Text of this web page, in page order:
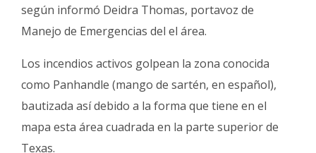
según informó Deidra Thomas, portavoz de
Manejo de Emergencias del el área.
Los incendios activos golpean la zona conocida
como Panhandle (mango de sartén, en español),
bautizada así debido a la forma que tiene en el
mapa esta área cuadrada en la parte superior de
Texas.